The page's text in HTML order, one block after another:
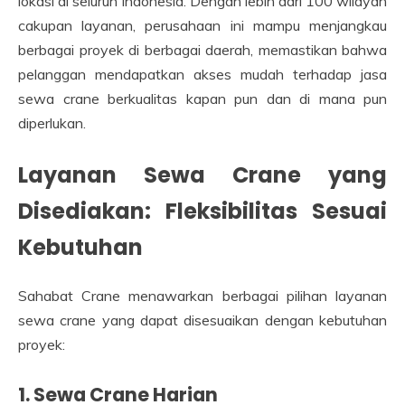
cakupan layanan, perusahaan ini mampu menjangkau
berbagai proyek di berbagai daerah, memastikan bahwa
pelanggan mendapatkan akses mudah terhadap jasa
sewa crane berkualitas kapan pun dan di mana pun
diperlukan.
Layanan Sewa Crane yang
Disediakan: Fleksibilitas Sesuai
Kebutuhan
Sahabat Crane menawarkan berbagai pilihan layanan
sewa crane yang dapat disesuaikan dengan kebutuhan
proyek:
1. Sewa Crane Harian